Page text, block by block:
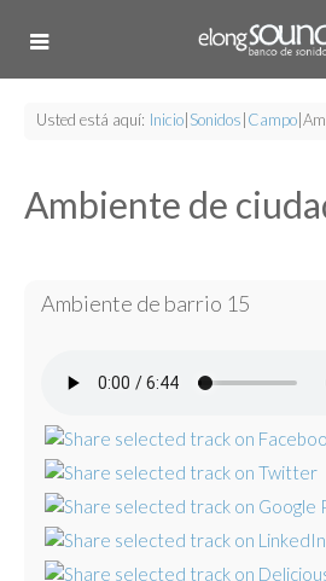
Usted está aquí: Inicio Sonidos Campo
Ambiente de
Ambiente de barrio 15